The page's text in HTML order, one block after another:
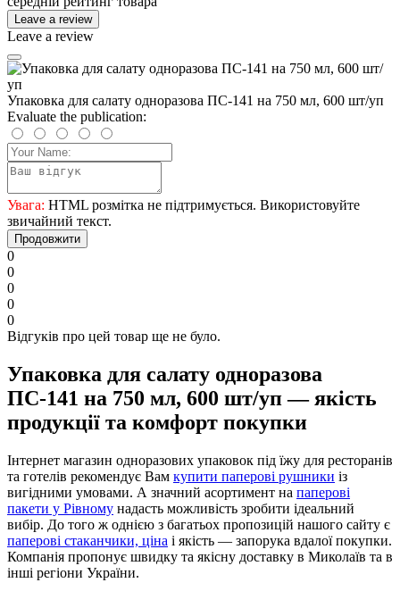
Leave a review
Leave a review
Упаковка для салату одноразова ПС-141 на 750 мл, 600 шт/уп
Evaluate the publication:
Увага: HTML розмітка не підтримується. Використовуйте
звичайний текст.
Продовжити
0
0
0
0
0
Відгуків про цей товар ще не було.
Упаковка для салату одноразова
ПС-141 на 750 мл, 600 шт/уп — якість
продукції та комфорт покупки
Інтернет магазин одноразових упаковок під їжу для ресторанів
та готелів рекомендує Вам купити паперові рушники із
вигідними умовами. А значний асортимент на паперові
пакети у Рівному надасть можливість зробити ідеальний
вибір. До того ж однією з багатьох пропозицій нашого сайту є
паперові стаканчики, ціна і якість — запорука вдалої покупки.
Компанія пропонує швидку та якісну доставку в Миколаїв та в
інші регіони України.